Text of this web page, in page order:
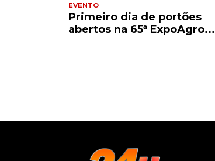
EVENTO
Primeiro dia de portões
abertos na 65ª ExpoAgro...